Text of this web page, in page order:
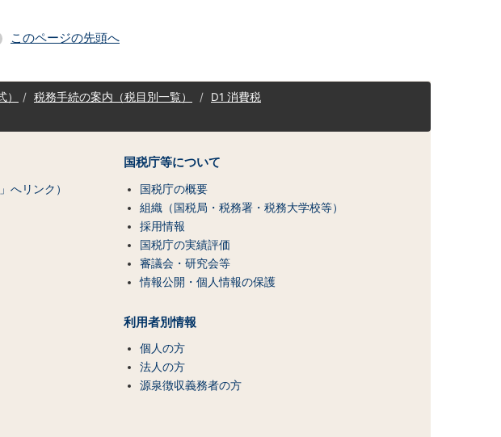
このページの先頭へ
税務手続の案内（税目別一覧）
D1 消費税
へリンク）
国税庁等について
国税庁の概要
組織（国税局・税務署・税務大学校等）
採用情報
国税庁の実績評価
審議会・研究会等
情報公開・個人情報の保護
利用者別情報
個人の方
法人の方
源泉徴収義務者の方